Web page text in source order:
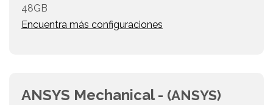
48GB
Encuentra más configuraciones
ANSYS Mechanical - (ANSYS)